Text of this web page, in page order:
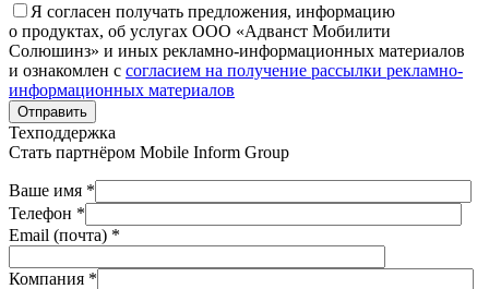
Я согласен получать предложения, информацию
о продуктах, об услугах ООО «Адванст Мобилити
Солюшинз» и иных рекламно-информационных материалов
и ознакомлен с согласием на получение рассылки рекламно-
информационных материалов
Отправить
Техподдержка
Стать партнёром Mobile Inform Group
Ваше имя *
Телефон *
Email (почта) *
Компания *